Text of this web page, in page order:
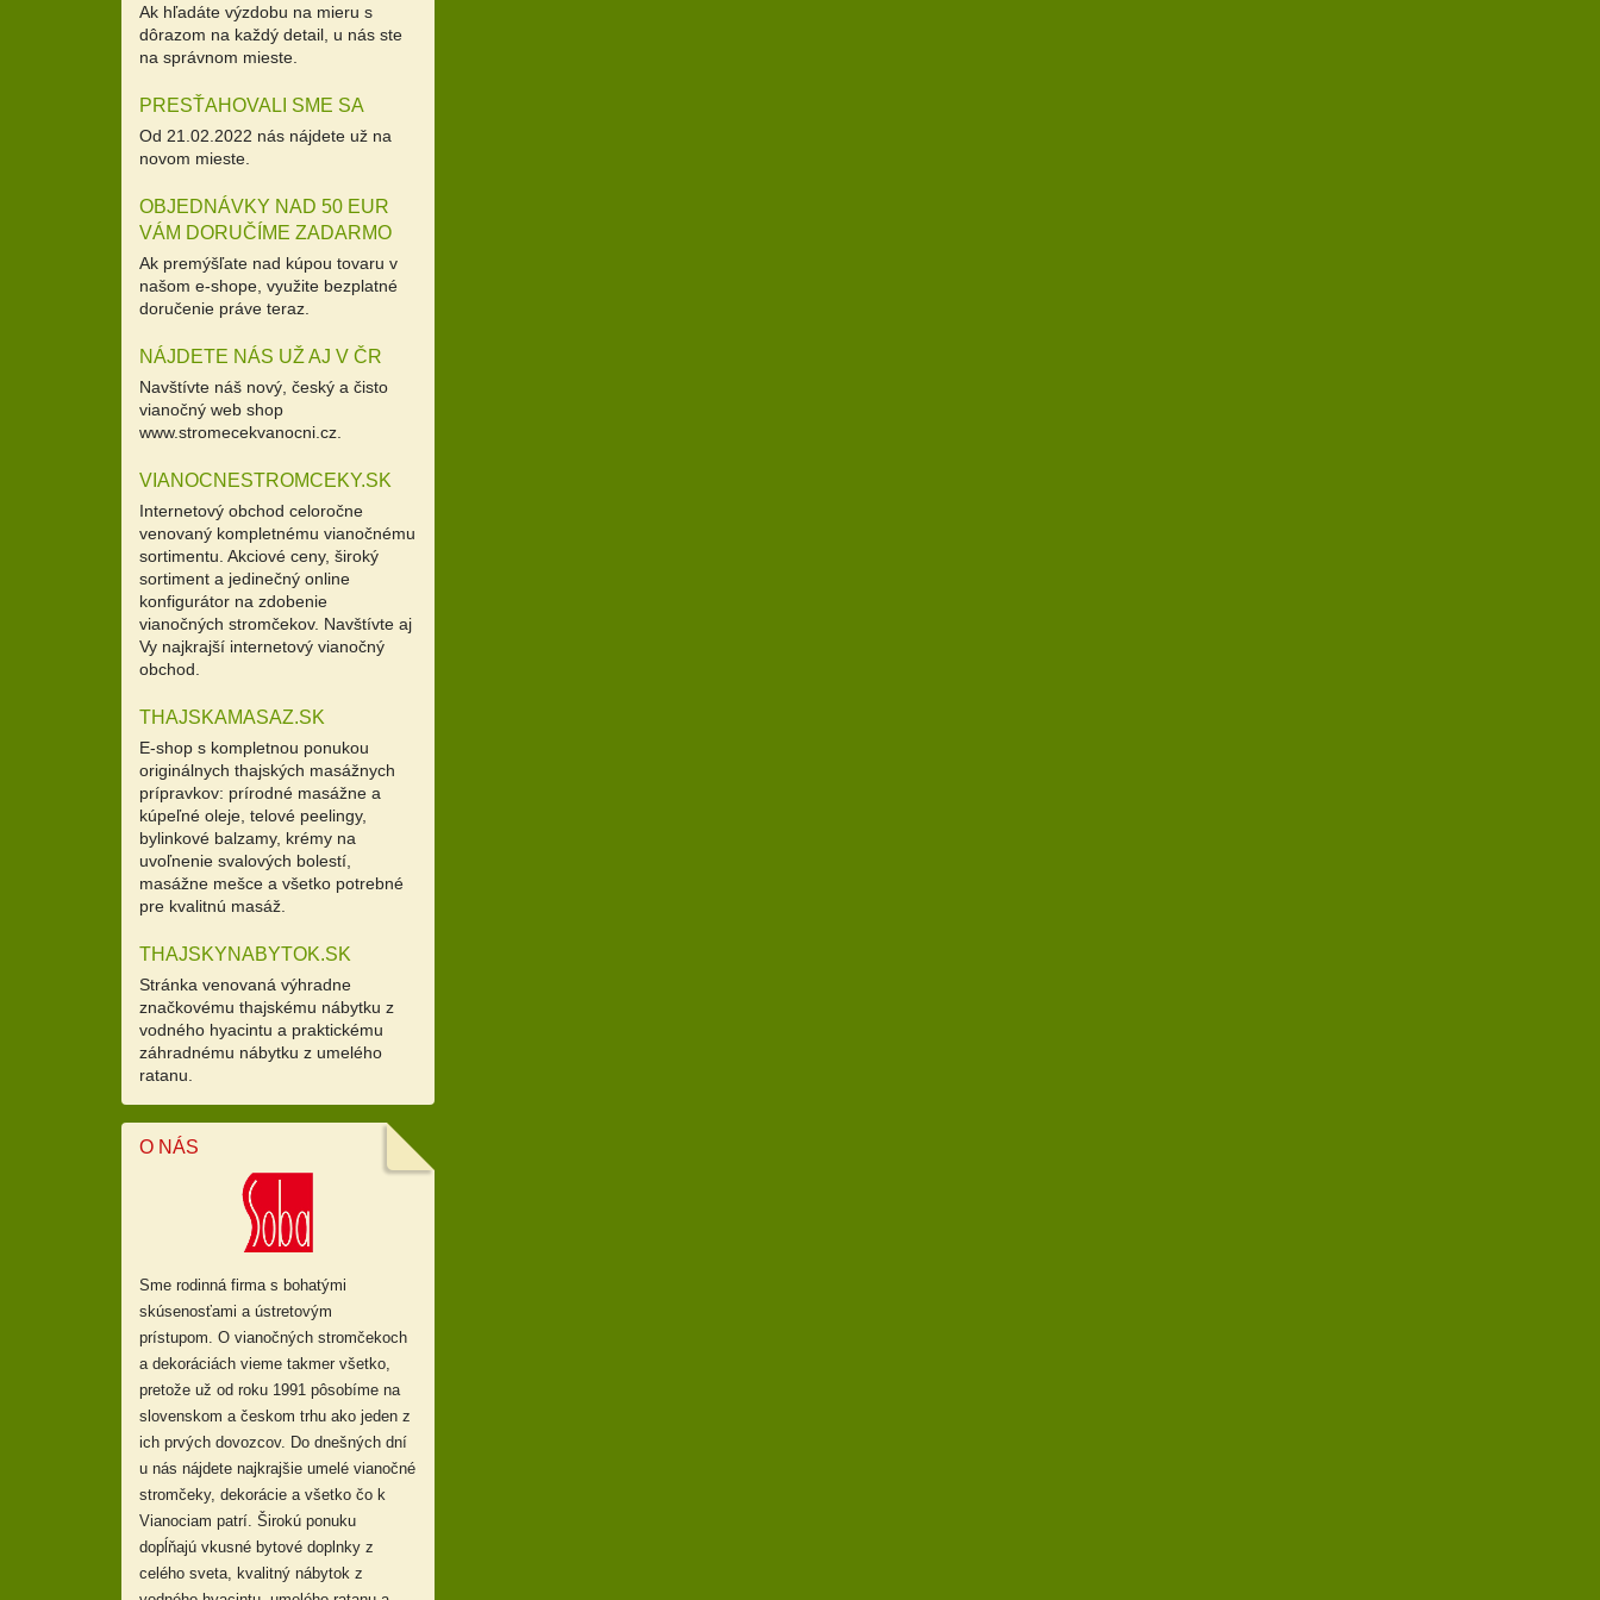
Ak hľadáte výzdobu na mieru s
dôrazom na každý detail, u nás ste
na správnom mieste.
PRESŤAHOVALI SME SA
Od 21.02.2022 nás nájdete už na
novom mieste.
OBJEDNÁVKY NAD 50 EUR
VÁM DORUČÍME ZADARMO
Ak premýšľate nad kúpou tovaru v
našom e-shope, využite bezplatné
doručenie práve teraz.
NÁJDETE NÁS UŽ AJ V ČR
Navštívte náš nový, český a čisto
vianočný web shop
www.stromecekvanocni.cz.
VIANOCNESTROMCEKY.SK
Internetový obchod celoročne
venovaný kompletnému vianočnému
sortimentu. Akciové ceny, široký
sortiment a jedinečný online
konfigurátor na zdobenie
vianočných stromčekov. Navštívte aj
Vy najkrajší internetový vianočný
obchod.
THAJSKAMASAZ.SK
E-shop s kompletnou ponukou
originálnych thajských masážnych
prípravkov: prírodné masážne a
kúpeľné oleje, telové peelingy,
bylinkové balzamy, krémy na
uvoľnenie svalových bolestí,
masážne mešce a všetko potrebné
pre kvalitnú masáž.
THAJSKYNABYTOK.SK
Stránka venovaná výhradne
značkovému thajskému nábytku z
vodného hyacintu a praktickému
záhradnému nábytku z umelého
ratanu.
O NÁS
Sme rodinná firma s bohatými
skúsenosťami a ústretovým
prístupom. O vianočných stromčekoch
a dekoráciách vieme takmer všetko,
pretože už od roku 1991 pôsobíme na
slovenskom a českom trhu ako jeden z
ich prvých dovozcov. Do dnešných dní
u nás nájdete najkrajšie umelé vianočné
stromčeky, dekorácie a všetko čo k
Vianociam patrí. Širokú ponuku
dopĺňajú vkusné bytové doplnky z
celého sveta, kvalitný nábytok z